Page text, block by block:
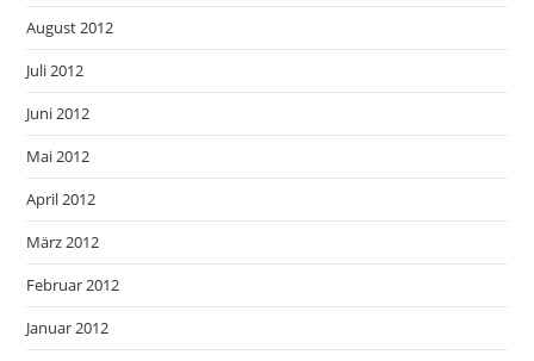
August 2012
Juli 2012
Juni 2012
Mai 2012
April 2012
März 2012
Februar 2012
Januar 2012